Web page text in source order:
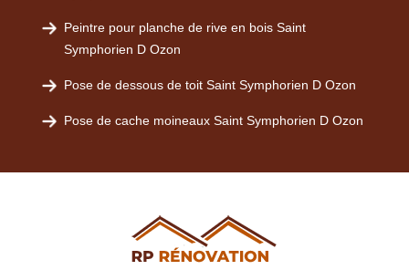
Peintre pour planche de rive en bois Saint
Symphorien D Ozon
Pose de dessous de toit Saint Symphorien D Ozon
Pose de cache moineaux Saint Symphorien D Ozon